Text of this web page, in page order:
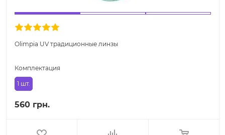
Olimpia UV традиционные линзы
Комплектация
1 шт.
560 грн.